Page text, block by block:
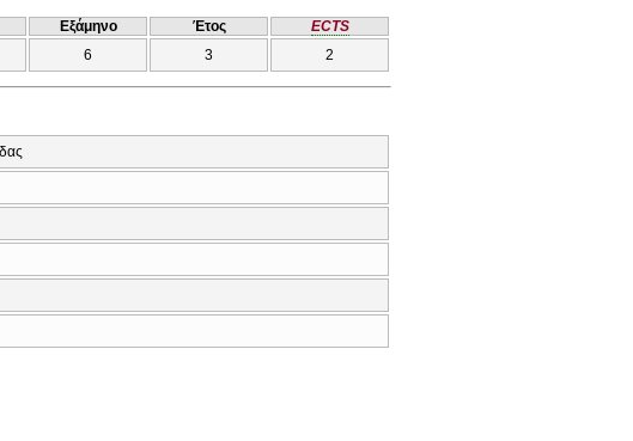
Εξάμηνο Έτος
ECTS
6 3 2